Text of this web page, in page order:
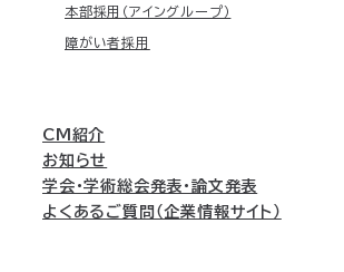
本部採用（アイングループ）
障がい者採用
CM紹介
お知らせ
学会・学術総会発表・論文発表
よくあるご質問（企業情報サイト）